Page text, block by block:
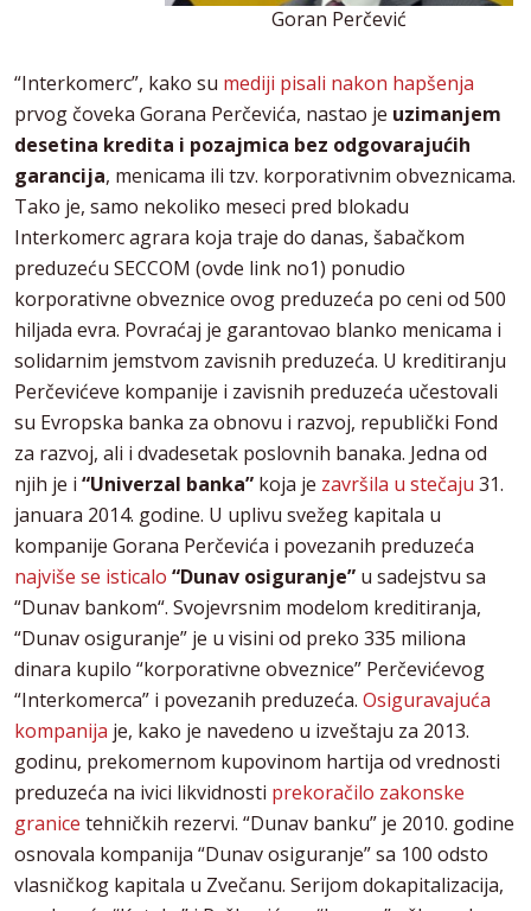
Goran Perčević
“Interkomerc”, kako su mediji pisali nakon hapšenja
prvog čoveka Gorana Perčevića, nastao je uzimanjem
desetina kredita i pozajmica bez odgovarajućih
garancija, menicama ili tzv. korporativnim obveznicama.
Tako je, samo nekoliko meseci pred blokadu
Interkomerc agrara koja traje do danas, šabačkom
preduzeću SECCOM (ovde link no1) ponudio
korporativne obveznice ovog preduzeća po ceni od 500
hiljada evra. Povraćaj je garantovao blanko menicama i
solidarnim jemstvom zavisnih preduzeća. U kreditiranju
Perčevićeve kompanije i zavisnih preduzeća učestovali
su Evropska banka za obnovu i razvoj, republički Fond
za razvoj, ali i dvadesetak poslovnih banaka. Jedna od
njih je i “Univerzal banka” koja je završila u stečaju 31.
januara 2014. godine. U uplivu svežeg kapitala u
kompanije Gorana Perčevića i povezanih preduzeća
najviše se isticalo “Dunav osiguranje” u sadejstvu sa
“Dunav bankom“. Svojevrsnim modelom kreditiranja,
“Dunav osiguranje” je u visini od preko 335 miliona
dinara kupilo “korporativne obveznice” Perčevićevog
“Interkomerca” i povezanih preduzeća. Osiguravajuća
kompanija je, kako je navedeno u izveštaju za 2013.
godinu, prekomernom kupovinom hartija od vrednosti
preduzeća na ivici likvidnosti prekoračilo zakonske
granice tehničkih rezervi. “Dunav banku” je 2010. godine
osnovala kompanija “Dunav osiguranje” sa 100 odsto
vlasničkog kapitala u Zvečanu. Serijom dokapitalizacija,